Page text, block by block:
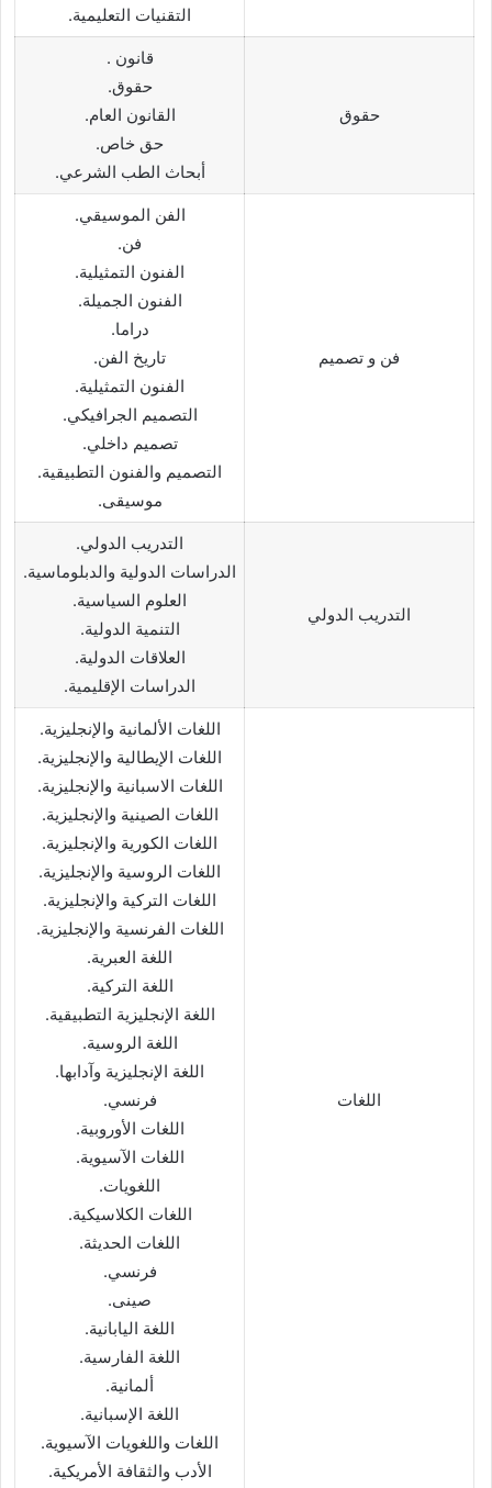
التقنيات التعليمية.
حقوق
قانون .
حقوق.
القانون العام.
حق خاص.
أبحاث الطب الشرعي.
فن و تصميم
الفن الموسيقي.
فن.
الفنون التمثيلية.
الفنون الجميلة.
دراما.
تاريخ الفن.
الفنون التمثيلية.
التصميم الجرافيكي.
تصميم داخلي.
التصميم والفنون التطبيقية.
موسيقى.
التدريب الدولي
التدريب الدولي.
الدراسات الدولية والدبلوماسية.
العلوم السياسية.
التنمية الدولية.
العلاقات الدولية.
الدراسات الإقليمية.
اللغات
اللغات الألمانية والإنجليزية.
اللغات الإيطالية والإنجليزية.
اللغات الاسبانية والإنجليزية.
اللغات الصينية والإنجليزية.
اللغات الكورية والإنجليزية.
اللغات الروسية والإنجليزية.
اللغات التركية والإنجليزية.
اللغات الفرنسية والإنجليزية.
اللغة العبرية.
اللغة التركية.
اللغة الإنجليزية التطبيقية.
اللغة الروسية.
اللغة الإنجليزية وآدابها.
فرنسي.
اللغات الأوروبية.
اللغات الآسيوية.
اللغويات.
اللغات الكلاسيكية.
اللغات الحديثة.
فرنسي.
صينى.
اللغة اليابانية.
اللغة الفارسية.
ألمانية.
اللغة الإسبانية.
اللغات واللغويات الآسيوية.
الأدب والثقافة الأمريكية.